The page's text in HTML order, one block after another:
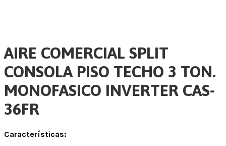
AIRE COMERCIAL SPLIT
CONSOLA PISO TECHO 3 TON.
MONOFASICO INVERTER CAS-
36FR
Características: